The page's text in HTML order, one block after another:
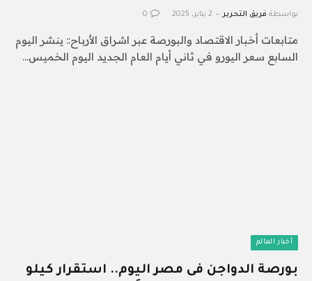
بواسطة فريق التحرير 2 يناير، 2025 0
متابعات أخبار الاقتصاد والبورصة عبر اشراق الأرباح:: ينشر اليوم
السابع سعر اليورو في ثاني أيام العام الجديد اليوم الخميس…
أخبار العالم
بورصة الدواجن فى مصر اليوم.. استقرار كيلو